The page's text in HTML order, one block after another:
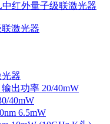
中红外量子级联激光器
激光器
器
输出功率 20/40mW
40mW
6.5mW